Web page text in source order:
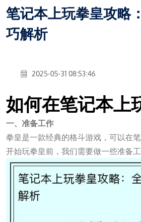
笔记本上玩拳皇攻略
巧解析
2025-05-31 08:53:46
如何在笔记本上
一、准备工作
拳皇是一款经典的格斗游戏，可以在
开始玩拳皇前，我们需要做一些准备工